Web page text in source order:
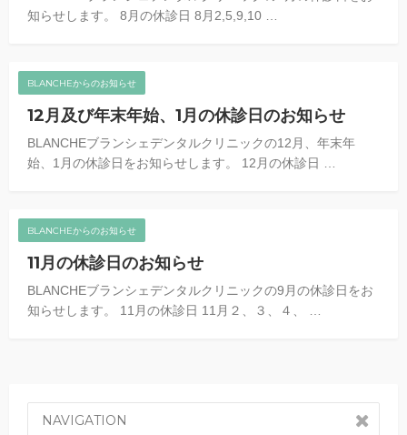
知らせします。 8月の休診日 8月2,5,9,10 …
BLANCHEからのお知らせ
12月及び年末年始、1月の休診日のお知らせ
BLANCHEブランシェデンタルクリニックの12月、年末年
始、1月の休診日をお知らせします。 12月の休診日 …
BLANCHEからのお知らせ
11月の休診日のお知らせ
BLANCHEブランシェデンタルクリニックの9月の休診日をお
知らせします。 11月の休診日 11月２、３、４、 …
NAVIGATION